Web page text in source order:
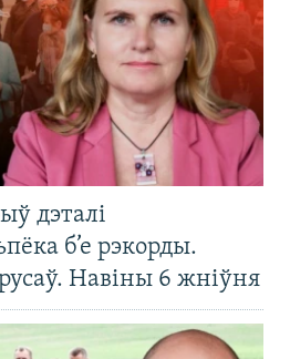
дэталі
б’е рэкорды.
Навіны 6 жніўня